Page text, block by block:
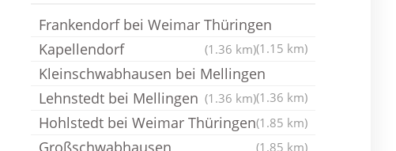
Frankendorf bei Weimar Thüringen
(1.15 km)
Kapellendorf (1.36 km)
Kleinschwabhausen bei Mellingen
(1.36 km)
Lehnstedt bei Mellingen (1.36 km)
Hohlstedt bei Weimar Thüringen(1.85 km)
Großschwabhausen (1.85 km)